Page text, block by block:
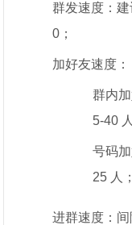
群发速度：
0；
加好友速度：
群内
5-40
号码
25 人；
进群速度：